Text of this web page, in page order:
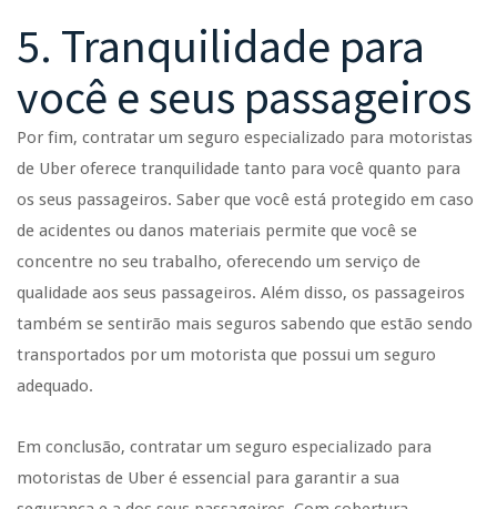
5. Tranquilidade para
você e seus passageiros
Por fim, contratar um seguro especializado para motoristas
de Uber oferece tranquilidade tanto para você quanto para
os seus passageiros. Saber que você está protegido em caso
de acidentes ou danos materiais permite que você se
concentre no seu trabalho, oferecendo um serviço de
qualidade aos seus passageiros. Além disso, os passageiros
também se sentirão mais seguros sabendo que estão sendo
transportados por um motorista que possui um seguro
adequado.
Em conclusão, contratar um seguro especializado para
motoristas de Uber é essencial para garantir a sua